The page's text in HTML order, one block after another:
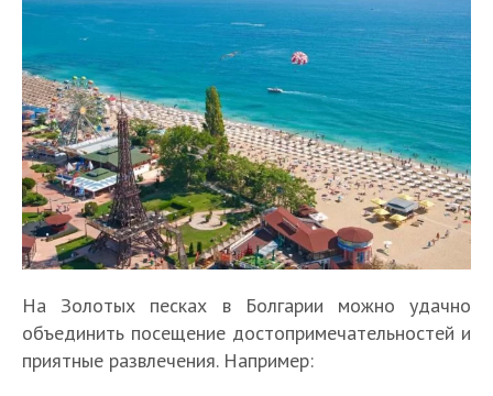
На Золотых песках в Болгарии можно удачно
объединить посещение достопримечательностей и
приятные развлечения. Например: